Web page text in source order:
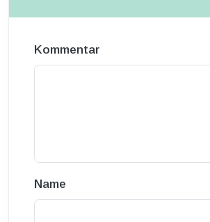
Kommentar
Name